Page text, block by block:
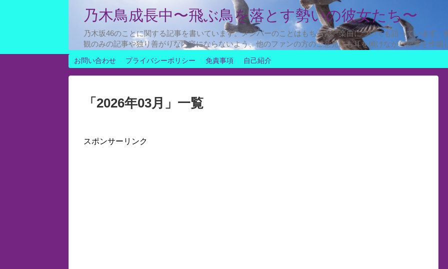
乃木鳥成長中〜飛ぶ鳥を落とす勢いの彼女たち〜
乃木坂46のことに関する記事を書いています。メンバーのことはもちろん、楽曲についても語っています
観のみの記事や独り善がりな内容にならないよう、他のファンの方のご意見にも耳を傾けながら記事を作成
お問い合わせ プライバシーポリシー 免責事項 自己紹介
「 2026年03月 」 一覧
スポンサーリンク